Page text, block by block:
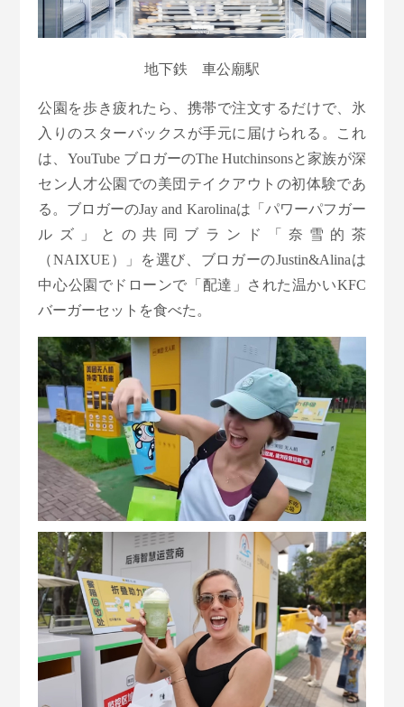
地下鉄 車公廟駅
公園を歩き疲れたら、携帯で注文するだけで、氷
入りのスターバックスが手元に届けられる。これ
は、YouTube ブロガーのThe Hutchinsonsと家族が深
セン人才公園での美団テイクアウトの初体験であ
る。ブロガーのJay and Karolinaは「パワーパフガー
ルズ」との共同ブランド「奈雪的茶
（NAIXUE）」を選び、ブロガーのJustin&Alinaは
中心公園でドローンで「配達」された温かいKFC
バーガーセットを食べた。